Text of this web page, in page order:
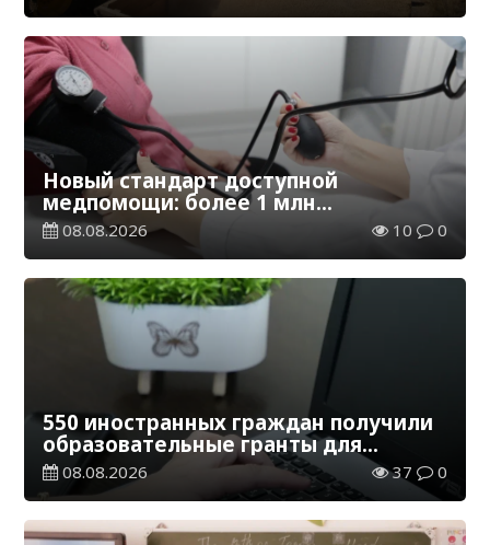
Новый стандарт доступной
медпомощи: более 1 млн
казахстанцев получили
телемедицинские услуги
08.08.2026 10 0
550 иностранных граждан получили
образовательные гранты для
обучения в Казахстане
08.08.2026 37 0